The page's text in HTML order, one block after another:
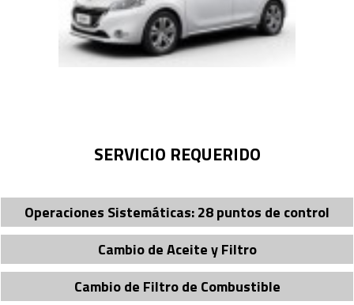
SERVICIO REQUERIDO
Operaciones Sistemáticas: 28 puntos de control
Cambio de Aceite y Filtro
Cambio de Filtro de Combustible